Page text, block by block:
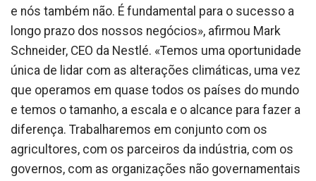
e nós também não. É fundamental para o sucesso a
longo prazo dos nossos negócios», afirmou Mark
Schneider, CEO da Nestlé. «Temos uma oportunidade
única de lidar com as alterações climáticas, uma vez
que operamos em quase todos os países do mundo
e temos o tamanho, a escala e o alcance para fazer a
diferença. Trabalharemos em conjunto com os
agricultores, com os parceiros da indústria, com os
governos, com as organizações não governamentais